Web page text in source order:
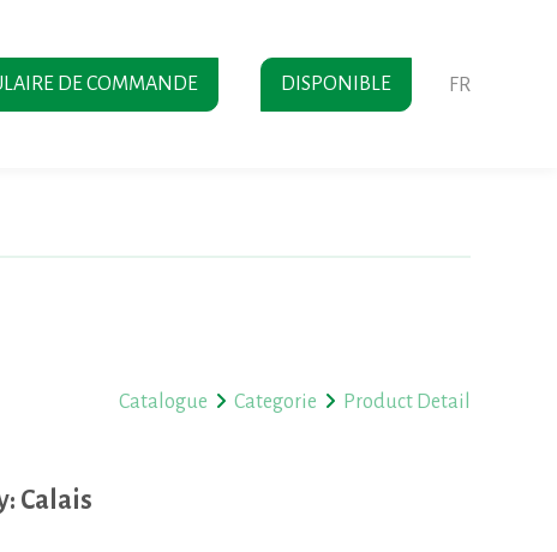
DE COMMANDE DISPONIBLE FR
Catalogue Categorie Product Detail
Calais